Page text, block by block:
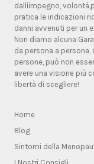
dallíimpegno,
pratica le indicazioni
danni avvenuti per un
Non diamo alcuna
da persona a
persone, può non
avere una visione più
libertà di scegliere!
Home
Blog
Sintomi della